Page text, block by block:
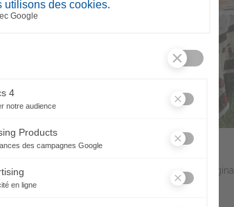
Tovaglia rivestita Mon Village Original